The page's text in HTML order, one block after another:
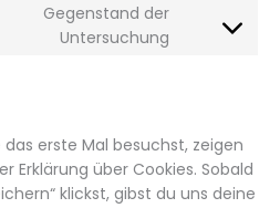
Gegenstand der
Untersuchung
erste Mal besuchst, zeigen
Erklärung über Cookies. Sobald
klickst, gibst du uns deine